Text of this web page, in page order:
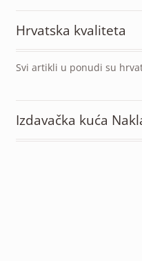
Hrvatska kvaliteta
Svi artikli u ponudi su
Izdavačka kuća